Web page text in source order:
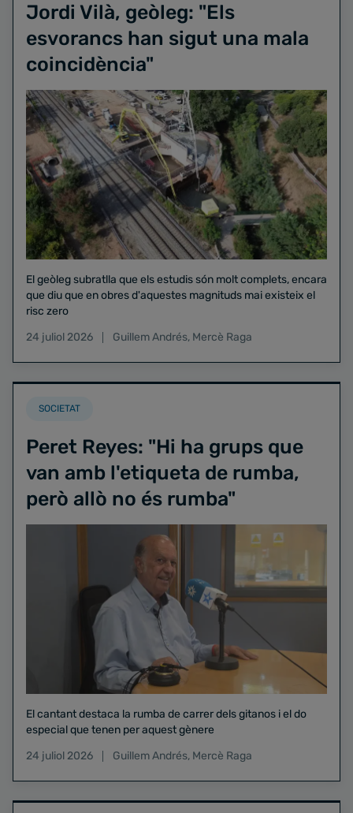
Jordi Vilà, geòleg: "Els
esvorancs han sigut una mala
coincidència"
El geòleg subratlla que els estudis són molt complets, encara
que diu que en obres d'aquestes magnituds mai existeix el
risc zero
24 juliol 2026
Guillem Andrés, Mercè Raga
SOCIETAT
Peret Reyes: "Hi ha grups que
van amb l'etiqueta de rumba,
però allò no és rumba"
El cantant destaca la rumba de carrer dels gitanos i el do
especial que tenen per aquest gènere
24 juliol 2026
Guillem Andrés, Mercè Raga